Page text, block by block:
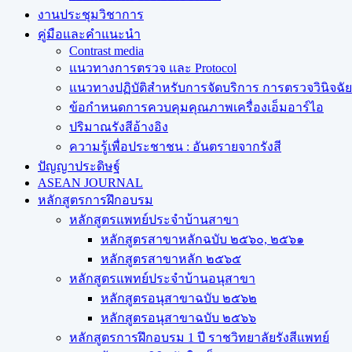
งานประชุมวิชาการ
คู่มือและคำแนะนำ
Contrast media
แนวทางการตรวจ และ Protocol
แนวทางปฏิบัติสำหรับการจัดบริการ การตรวจวินิจฉัย
ข้อกำหนดการควบคุมคุณภาพเครื่องเอ็มอาร์ไอ
ปริมาณรังสีอ้างอิง
ความรู้เพื่อประชาชน : อันตรายจากรังสี
ปัญญาประดิษฐ์
ASEAN JOURNAL
หลักสูตรการฝึกอบรม
หลักสูตรแพทย์ประจำบ้านสาขา
หลักสูตรสาขาหลักฉบับ ๒๕๖๐, ๒๕๖๑
หลักสูตรสาขาหลัก ๒๕๖๕
หลักสูตรแพทย์ประจำบ้านอนุสาขา
หลักสูตรอนุสาขาฉบับ ๒๕๖๒
หลักสูตรอนุสาขาฉบับ ๒๕๖๖
หลักสูตรการฝึกอบรม 1 ปี ราชวิทยาลัยรังสีแพทย์